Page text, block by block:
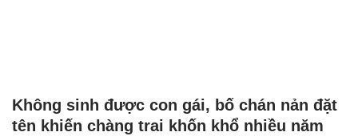
Không sinh được con gái, bố chán nản đặt
tên khiến chàng trai khốn khổ nhiều năm